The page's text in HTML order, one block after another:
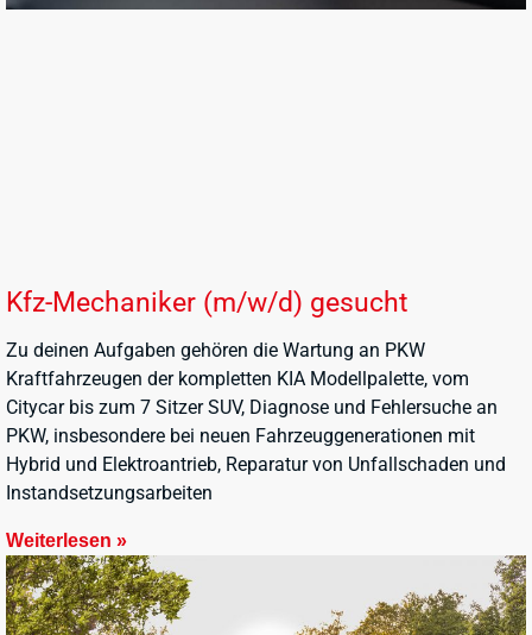
Kfz-Mechaniker (m/w/d) gesucht
Zu deinen Aufgaben gehören die Wartung an PKW
Kraftfahrzeugen der kompletten KIA Modellpalette, vom
Citycar bis zum 7 Sitzer SUV, Diagnose und Fehlersuche an
PKW, insbesondere bei neuen Fahrzeuggenerationen mit
Hybrid und Elektroantrieb, Reparatur von Unfallschaden und
Instandsetzungsarbeiten
Weiterlesen »